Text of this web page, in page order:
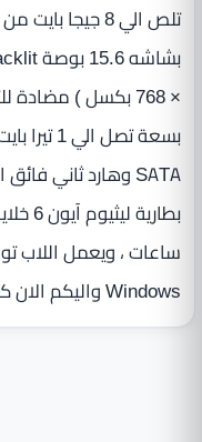
ساعات ، ويعمل اللاب
Windows واليكم الان كافة تفاصيل مواصفات اللاب توب .